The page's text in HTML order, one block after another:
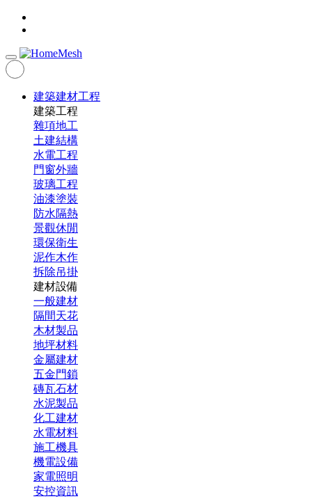
建築建材工程
建築工程
雜項地工
土建結構
水電工程
門窗外牆
玻璃工程
油漆塗裝
防水隔熱
景觀休閒
環保衛生
泥作木作
拆除吊掛
建材設備
一般建材
隔間天花
木材製品
地坪材料
金屬建材
五金門鎖
磚瓦石材
水泥製品
化工建材
水電材料
施工機具
機電設備
家電照明
安控資訊